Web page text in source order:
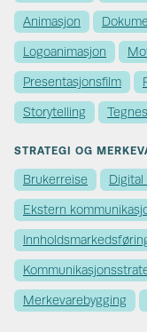
Animasjon
Logoanimasjon
Presentasjonsfilm
Storytelling
STRATEGI OG
Brukerreise
Ekstern
Merkevare­bygging